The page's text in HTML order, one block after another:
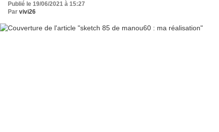
Publié le 19/06/2021 à 15:27
Par vivi26